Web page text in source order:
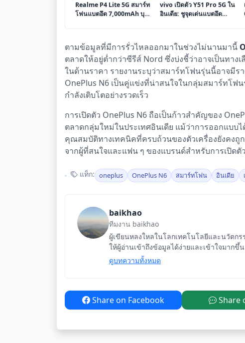
Realme P4 Lite 5G สมาร์ท
โฟนแบตอึด 7,000mAh บุก
vivo เปิดตัว Y51 Pro 5G ใน
อินเดีย: ชูจุดเด่นแบตอึด
ตามข้อมูลที่มีการรั่วไหลออกมาในช่วงไม่นานมานี้
ตลาดให้อยู่ต่ำกว่าซีรีส์ Nord ซึ่งบ่งชี้ว่าอาจเป็นทาง
ในด้านราคา รายงานระบุว่าสมาร์ทโฟนรุ่นนี้อาจมีร
OnePlus N6 เป็นคู่แข่งที่น่าสนใจในกลุ่มสมาร์ทโฟ
กำลังเติบโตอย่างรวดเร็ว
การเปิดตัว OnePlus N6 ถือเป็นก้าวสำคัญของ
ตลาดกลุ่มใหม่ในประเทศอินเดีย แม้ว่าการออกแบบ
คุณสมบัติทางเทคนิคที่ครบถ้วนของตัวเครื่องยังคงถู
จากผู้ที่สนใจและแฟน ๆ ของแบรนด์สำหรับการเปิด
แท็ก: oneplus OnePlus N6 สมาร์ทโฟน อินเดีย
baikhao
ทีมงาน baikhao
ผู้เขียนหลงใหลในโลกเทคโนโลยีและนวัตก
ให้ผู้อ่านเข้าถึงข้อมูลได้ง่ายและเข้าใจมากขึ้น
ดูบทความทั้งหมด
Share on Facebook Share